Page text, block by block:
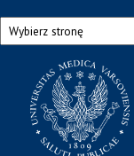
Przejdź do treści
Rzecznik Prasowy
Warszawskiego